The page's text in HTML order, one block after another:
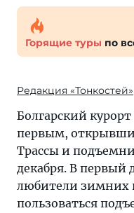
Горящие туры по
Редакция «Тонкостей»
Болгарский
первым,
Трассы и
декабря. В первый
любители зимних
пользоваться